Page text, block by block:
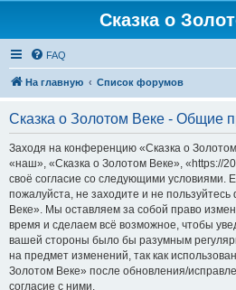
Сказка о
FAQ
На главную Список форумов
Сказка о Золотом Веке - Общие
Заходя на конференцию «Сказка о
«наш», «Сказка о Золотом Веке», «https://
своё согласие со следующими условиями.
пожалуйста, не заходите и не
Веке». Мы оставляем за собой право
время и сделаем всё возможное, чтобы
вашей стороны было бы разумным
на предмет изменений, так как
Золотом Веке» после обновления/
согласие с ними.